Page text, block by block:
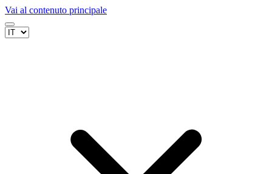
Vai al contenuto principale